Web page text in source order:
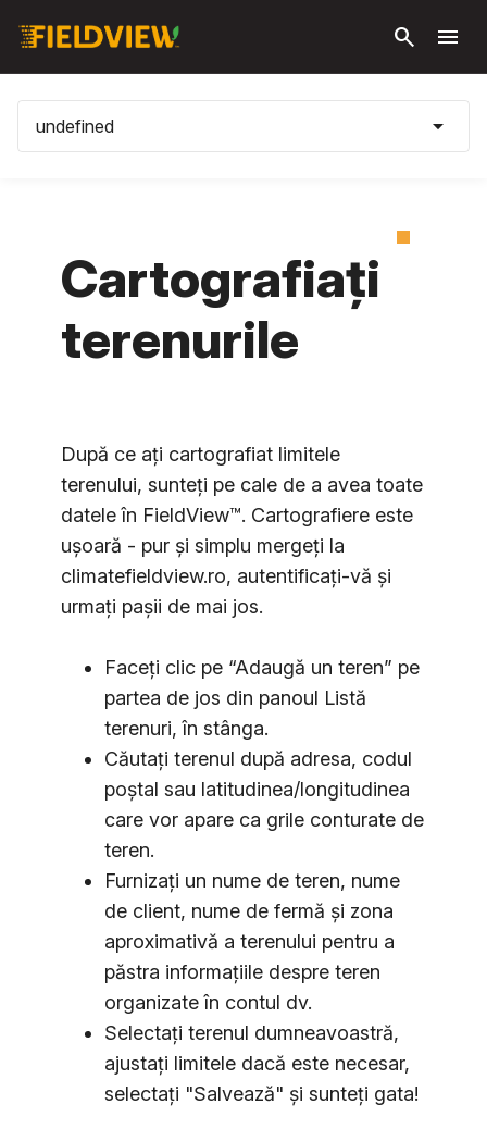
search menu
undefined arrow_drop_down
Cartografiați
terenurile
După ce ați cartografiat limitele
terenului, sunteți pe cale de a avea toate
datele în FieldView™. Cartografiere este
uşoară - pur şi simplu mergeți la
climatefieldview.ro, autentificați-vă și
urmați pașii de mai jos.
Faceți clic pe “Adaugă un teren” pe
partea de jos din panoul Listă
terenuri, în stânga.
Căutați terenul după adresa, codul
poștal sau latitudinea/longitudinea
care vor apare ca grile conturate de
teren.
Furnizaţi un nume de teren, nume
de client, nume de fermă şi zona
aproximativă a terenului pentru a
păstra informaţiile despre teren
organizate în contul dv.
Selectaţi terenul dumneavoastră,
ajustați limitele dacă este necesar,
selectaţi "Salvează" şi sunteţi gata!